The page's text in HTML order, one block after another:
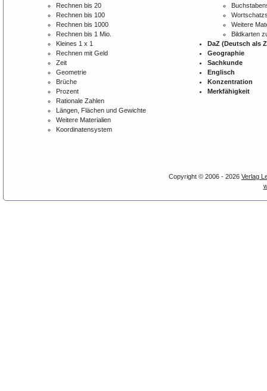
Rechnen bis 20
Rechnen bis 100
Rechnen bis 1000
Rechnen bis 1 Mio.
Kleines 1 x 1
Rechnen mit Geld
Zeit
Geometrie
Brüche
Prozent
Rationale Zahlen
Längen, Flächen und Gewichte
Weitere Materialien
Koordinatensystem
Weitere
Bildkarten
DaZ (Deutsch als
Geographie
Sachkunde
Englisch
Konzentration
Merkfähigkeit
Copyright © 2006 - 2026 Verlag